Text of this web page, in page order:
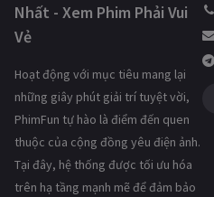
Nhất - Xem Phim Phải Vui
Vẻ
Hoạt động với mục tiêu mang lại
những giây phút giải trí tuyệt vời,
PhimFun tự hào là điểm đến quen
thuộc của cộng đồng yêu điện ảnh.
Tại đây, hệ thống được tối ưu hóa
trên hạ tầng mạnh mẽ để đảm bảo